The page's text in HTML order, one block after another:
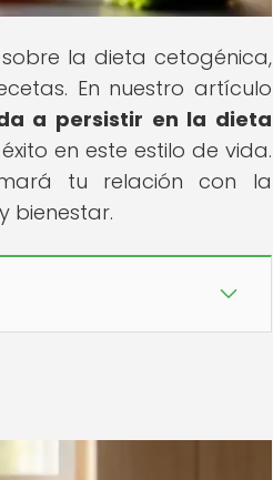
la dieta cetogénica,
En nuestro artículo
a persistir en la dieta
en este estilo de vida.
tu relación con la
bienestar.